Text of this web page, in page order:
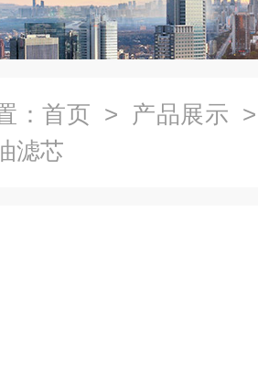
： 首页 > 产品展示
滤芯